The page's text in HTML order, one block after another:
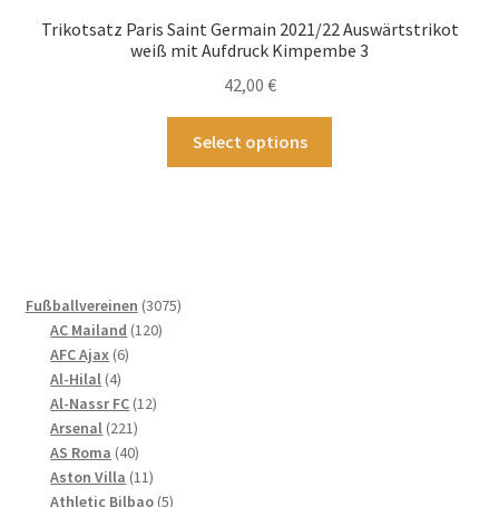
auf
gewählt
Trikotsatz Paris Saint Germain 2021/22 Auswärtstrikot
weiß mit Aufdruck Kimpembe 3
42,00 €
Select options
Fußballvereinen 30753075
AC Mailand 120120
AFC Ajax 66
Al-Hilal 44
Produkte
Al-Nassr FC 1212
Arsenal 221221
Produkte
AS Roma 4040
Produkte
Aston Villa 1111
Produkte
Athletic Bilbao 55